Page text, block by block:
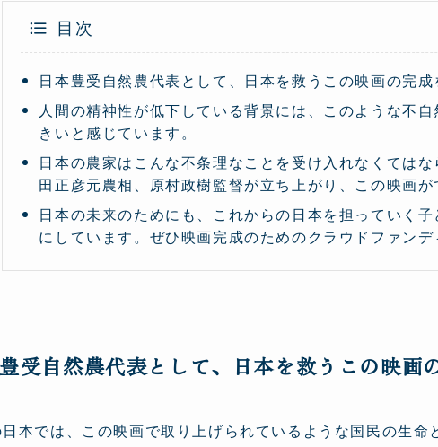
目次
日本豊受自然農代表として、日本を救うこの映画の完成
人間の精神性が低下している背景には、このような不
きいと感じています。
日本の農家はこんな不条理なことを受け入れなくては
田正彦元農相、原村政樹監督が立ち上がり、この映画が
日本の未来のためにも、これからの日本を担っていく
にしています。ぜひ映画完成のためのクラウドファンデ
受自然農代表として、日本を救うこの映画
本では、この映画で取り上げられているような国民の生